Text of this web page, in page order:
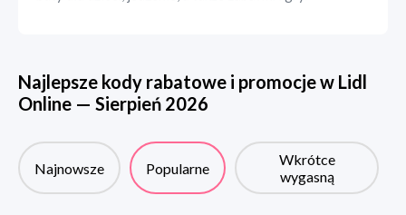
Najlepsze kody rabatowe i promocje w Lidl
Online — Sierpień 2026
Najnowsze Popularne
Wkrótce
wygasną